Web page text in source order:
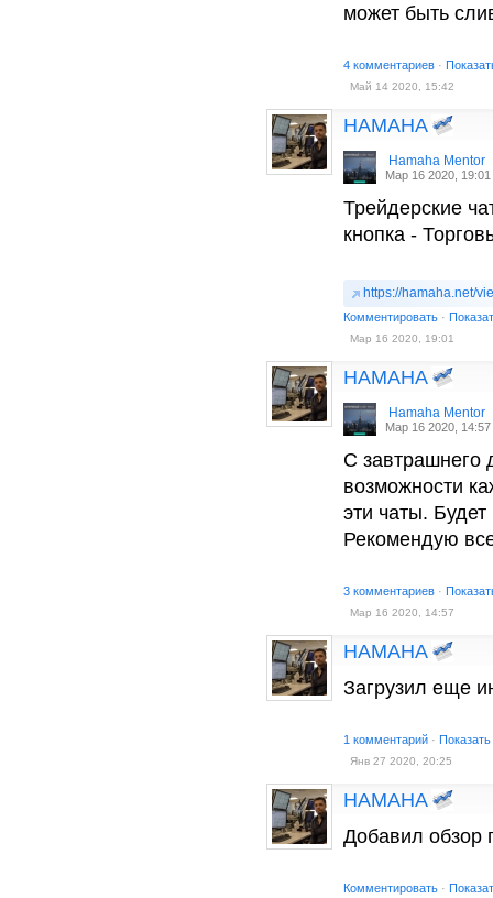
может быть
4 комментариев ·
Май 14 2020, 15:42
HAMAHA
Hamaha Mentor
Мар 16 2020, 19:01
Трейдерские
кнопка -
https://hamaha.net/
Комментировать ·
Мар 16 2020, 19:01
HAMAHA
Hamaha Mentor
Мар 16 2020, 14:57
С завтрашнего
возможности
эти чаты.
Рекомендую
3 комментариев ·
Мар 16 2020, 14:57
HAMAHA
Загрузил еще
1 комментарий ·
Янв 27 2020, 20:25
HAMAHA
Добавил обзор
Комментировать ·